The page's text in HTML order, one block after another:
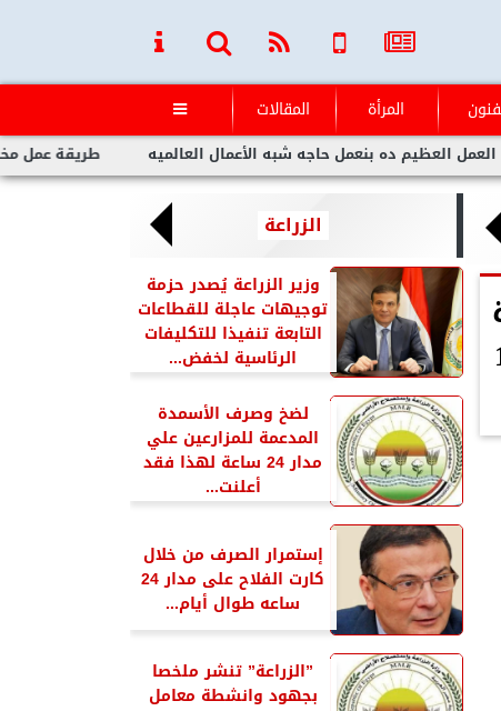
المرأة المقالات 
طريقة عمل مخلل الجزر مثل بنعمل حاجه شبه الأعمال العالميه
12
الزراعة
وزير الزراعة يُصدر حزمة
توجيهات عاجلة للقطاعات
التابعة تنفيذا للتكليفات
الرئاسية لخفض...
لضخ وصرف الأسمدة
المدعمة للمزارعين علي
مدار 24 ساعة لهذا فقد
أعلنت...
إستمرار الصرف من خلال
كارت الفلاح على مدار 24
ساعه طوال أيام...
”الزراعة” تنشر ملخصا
بجهود وانشطة معامل